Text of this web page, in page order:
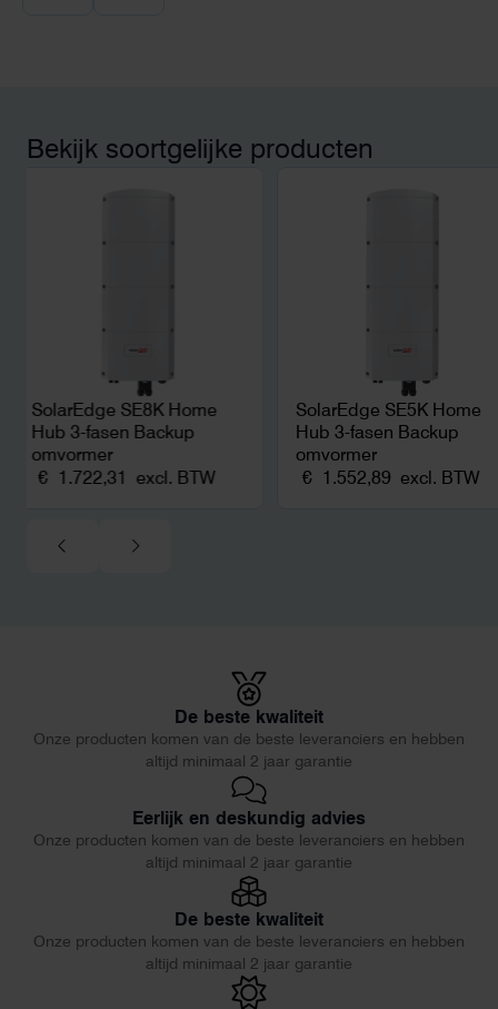
kwart van die kosten, plus
noodstroom voor de hele camping
zonnepanelen. Een aanrader bij
Bekijk soortgelijke producten
SolarEdge SE8K Home
Hub 3-fasen Backup
omvormer
€ 1.722,31 excl. BTW
SolarEdge SE5K Home
Hub 3-fasen Backup
omvormer
€ 1.552,89 excl. BTW
De beste kwaliteit
Onze producten komen van de beste leveranciers en hebben
altijd minimaal 2 jaar garantie
Eerlijk en deskundig advies
Onze producten komen van de beste leveranciers en hebben
altijd minimaal 2 jaar garantie
De beste kwaliteit
Onze producten komen van de beste leveranciers en hebben
altijd minimaal 2 jaar garantie